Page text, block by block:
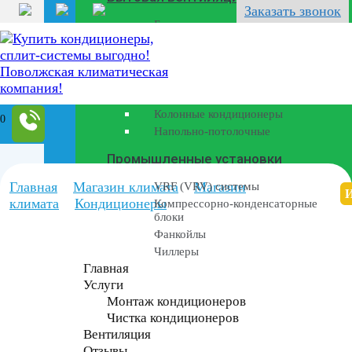
Перейти
содержанию
Заказать звонок
0
Бризеры
Полупромышленные кондиционеры
Канальные кондиционеры
Колонные кондиционеры
Напольно-потолочные
Промышленные установки
VRF (VRV) системы
Компрессорно-конденсаторные
блоки
Фанкойлы
Чиллеры
Главная
Услуги
Монтаж кондиционеров
Чистка кондиционеров
Вентиляция
Главная Магазин климата
Магазин
климата
Кондиционеры